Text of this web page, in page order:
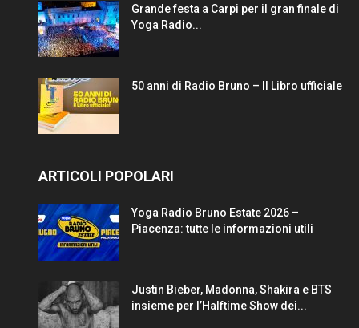
Grande festa a Carpi per il gran finale di
Yoga Radio...
50 anni di Radio Bruno – Il Libro ufficiale
ARTICOLI POPOLARI
Yoga Radio Bruno Estate 2026 –
Piacenza: tutte le informazioni utili
Justin Bieber, Madonna, Shakira e BTS
insieme per l’Halftime Show dei...